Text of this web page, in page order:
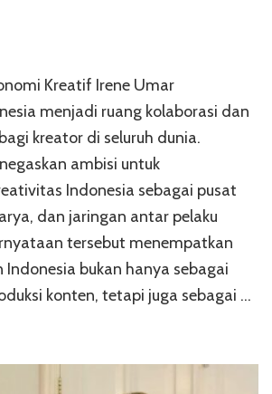
Kreatif Irene Umar
menjadi ruang kolaborasi dan
kreator di seluruh dunia.
ambisi untuk
Indonesia sebagai pusat
dan jaringan antar pelaku
tersebut menempatkan
Indonesia bukan hanya sebagai
konten, tetapi juga sebagai …